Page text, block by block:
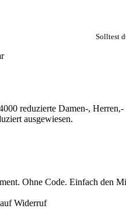
Solltest
reduzierte Damen-,
ausgewiesen.
Ohne Code. Einfach den
Widerruf